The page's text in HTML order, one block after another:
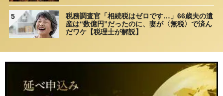
5
税務調査官「相続税はゼロです…」66歳夫の遺
産は“数億円”だったのに、妻が〈無税〉で済ん
だワケ【税理士が解説】